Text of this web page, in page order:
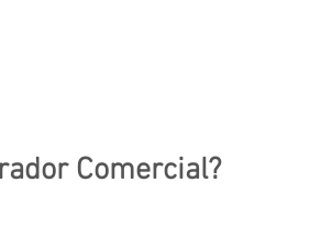
Comercial?